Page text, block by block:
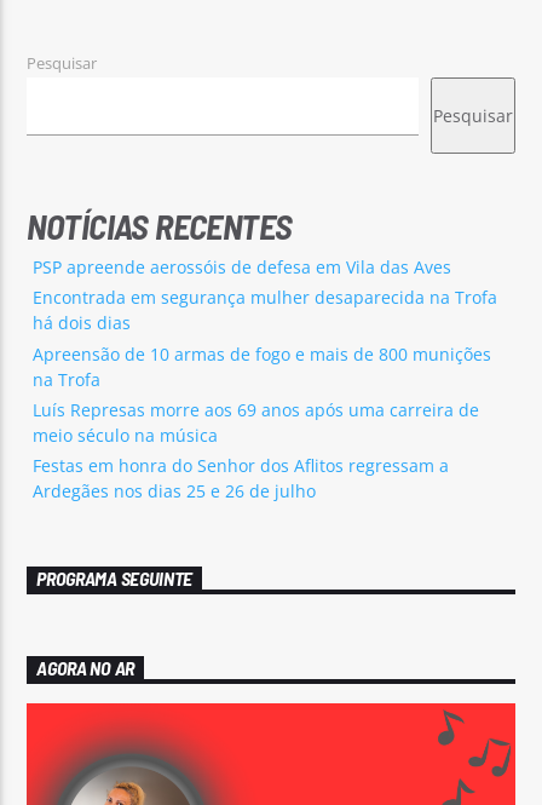
Pesquisar
Pesquisar
NOTÍCIAS RECENTES
PSP apreende aerossóis de defesa em Vila das Aves
Encontrada em segurança mulher desaparecida na Trofa
há dois dias
Apreensão de 10 armas de fogo e mais de 800 munições
na Trofa
Luís Represas morre aos 69 anos após uma carreira de
meio século na música
Festas em honra do Senhor dos Aflitos regressam a
Ardegães nos dias 25 e 26 de julho
PROGRAMA SEGUINTE
AGORA NO AR